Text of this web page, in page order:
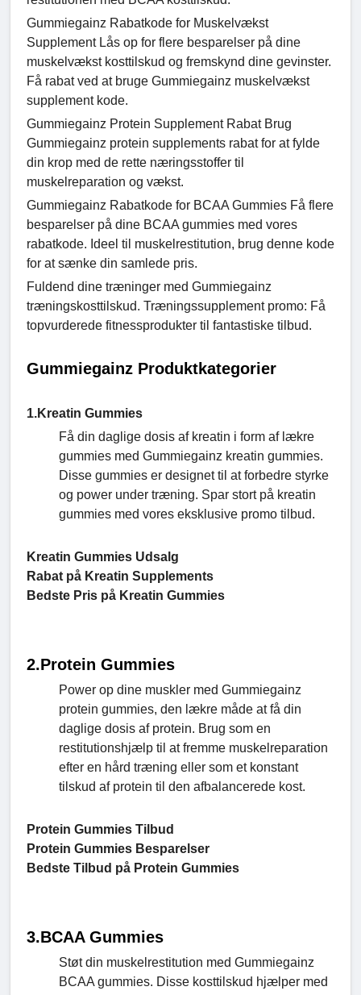
Gummiegainz Rabatkode for Muskelvækst
Supplement Lås op for flere besparelser på dine
muskelvækst kosttilskud og fremskynd dine gevinster.
Få rabat ved at bruge Gummiegainz muskelvækst
supplement kode.
Gummiegainz Protein Supplement Rabat Brug
Gummiegainz protein supplements rabat for at fylde
din krop med de rette næringsstoffer til
muskelreparation og vækst.
Gummiegainz Rabatkode for BCAA Gummies Få flere
besparelser på dine BCAA gummies med vores
rabatkode. Ideel til muskelrestitution, brug denne kode
for at sænke din samlede pris.
Fuldend dine træninger med Gummiegainz
træningskosttilskud. Træningssupplement promo: Få
topvurderede fitnessprodukter til fantastiske tilbud.
Gummiegainz Produktkategorier
1.Kreatin Gummies
Få din daglige dosis af kreatin i form af lækre
gummies med Gummiegainz kreatin gummies.
Disse gummies er designet til at forbedre styrke
og power under træning. Spar stort på kreatin
gummies med vores eksklusive promo tilbud.
Kreatin Gummies Udsalg
Rabat på Kreatin Supplements
Bedste Pris på Kreatin Gummies
2.Protein Gummies
Power op dine muskler med Gummiegainz
protein gummies, den lækre måde at få din
daglige dosis af protein. Brug som en
restitutionshjælp til at fremme muskelreparation
efter en hård træning eller som et konstant
tilskud af protein til den afbalancerede kost.
Protein Gummies Tilbud
Protein Gummies Besparelser
Bedste Tilbud på Protein Gummies
3.BCAA Gummies
Støt din muskelrestitution med Gummiegainz
BCAA gummies. Disse kosttilskud hjælper med